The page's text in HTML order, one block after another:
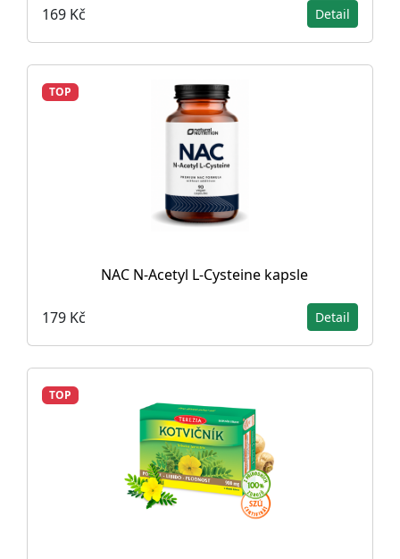
169 Kč Detail
TOP
NAC N-Acetyl L-Cysteine ​​kapsle
179 Kč Detail
TOP